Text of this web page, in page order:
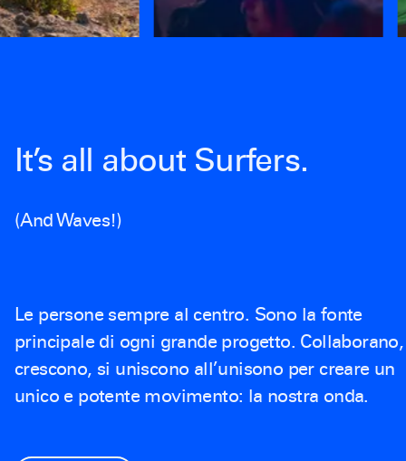
It’s all about Surfers.
(and Waves!)
Le persone sempre al centro. Sono la fonte
principale di ogni grande progetto. Collaborano,
crescono, si uniscono all’unisono per creare un
unico e potente movimento: la nostra onda.